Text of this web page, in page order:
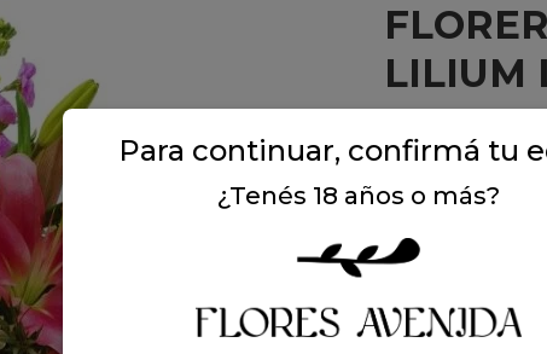
LILIUM
Sorprenda con
flores de
vidrio de 10 x 10
ocasión. Flores
Cantidad:
Para continuar, confirmá tu
¿Tenés 18 años o más?